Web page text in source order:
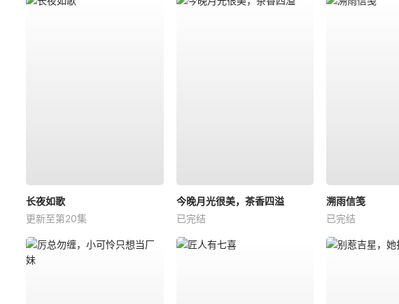
长夜如歌
更新至第20集
今晚月光很美，茶香四溢
已完结
溯雨信笺
已完结